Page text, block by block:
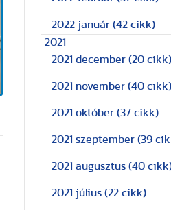
2022 január (42 cikk)
2021
2021 december (20 cikk)
2021 november (40 cikk)
2021 október (37 cikk)
2021 szeptember (39
2021 augusztus (40
2021 július (22 cikk)